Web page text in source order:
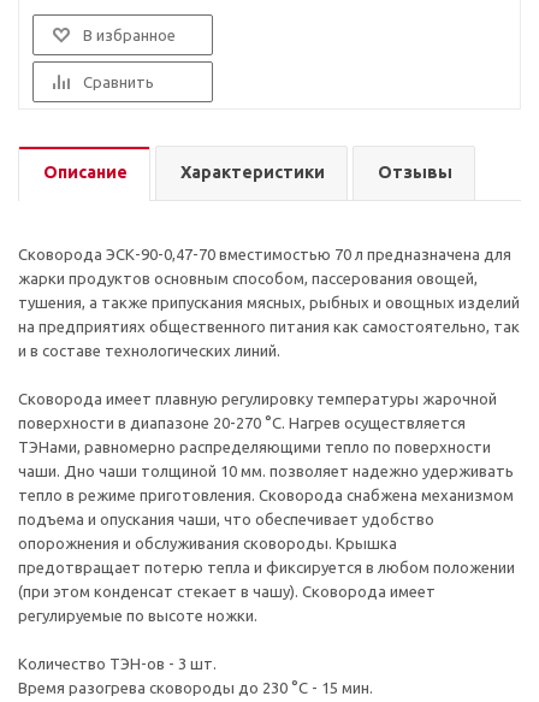
В избранное
Сравнить
Описание Характеристики Отзывы
Сковорода ЭСК-90-0,47-70 вместимостью 70 л предназначена для
жарки продуктов основным способом, пассерования овощей,
тушения, а также припускания мясных, рыбных и овощных изделий
на предприятиях общественного питания как самостоятельно, так
и в составе технологических линий.
Сковорода имеет плавную регулировку температуры жарочной
поверхности в диапазоне 20-270 °С. Нагрев осуществляется
ТЭНами, равномерно распределяющими тепло по поверхности
чаши. Дно чаши толщиной 10 мм. позволяет надежно удерживать
тепло в режиме приготовления. Сковорода снабжена механизмом
подъема и опускания чаши, что обеспечивает удобство
опорожнения и обслуживания сковороды. Крышка
предотвращает потерю тепла и фиксируется в любом положении
(при этом конденсат стекает в чашу). Сковорода имеет
регулируемые по высоте ножки.
Количество ТЭН-ов - 3 шт.
Время разогрева сковороды до 230 °C - 15 мин.